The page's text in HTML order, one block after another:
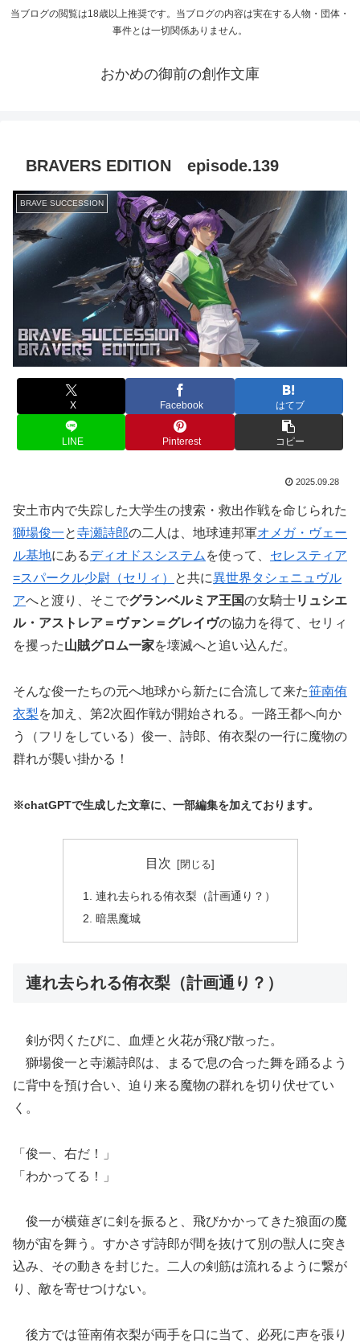
当ブログの閲覧は18歳以上推奨です。当ブログの内容は実在する人物・団体・
事件とは一切関係ありません。
おかめの御前の創作文庫
BRAVERS EDITION episode.139
BRAVE SUCCESSION
X Facebook はてブ
LINE Pinterest コピー
2025.09.28
安土市内で失踪した大学生の捜索・救出作戦を命じられた
獅場俊一と寺瀬詩郎の二人は、地球連邦軍オメガ・ヴェー
ル基地にあるディオドスシステム を使って、 セレスティア
=スパークル少尉（セリィ）
と共に異世界タシェニュヴル
アへと渡り、そこでグランベルミア王国の女騎士リュシエ
ル・アストレア＝ヴァン＝グレイヴの協力を得て、セリィ
を攫った山賊グロム一家を壊滅へと追い込んだ。
そんな俊一たちの元へ地球から新たに合流して来た笹南侑
衣梨を加え、第2次囮作戦が開始される。一路王都へ向か
う（フリをしている）俊一、詩郎、侑衣梨の一行に魔物の
群れが襲い掛かる！
※chatGPTで生成した文章に、一部編集を加えております。
目次
連れ去られる侑衣梨（計画通り？）
暗黒魔城
連れ去られる侑衣梨（計画通り？）
剣が閃くたびに、血煙と火花が飛び散った。
獅場俊一と寺瀬詩郎は、まるで息の合った舞を踊るよう
に背中を預け合い、迫り来る魔物の群れを切り伏せてい
く。
「俊一、右だ！」
「わかってる！」
俊一が横薙ぎに剣を振ると、飛びかかってきた狼面の魔
物が宙を舞う。すかさず詩郎が間を抜けて別の獣人に突き
込み、その動きを封じた。二人の剣筋は流れるように繋が
り、敵を寄せつけない。
後方では笹南侑衣梨が両手を口に当て、必死に声を張り